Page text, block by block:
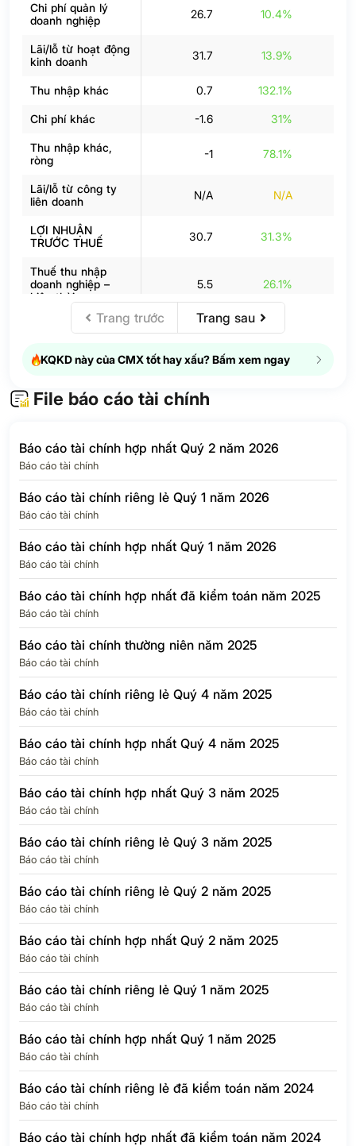
Chi phí quản lý
doanh nghiệp
26.7 10.4%
Lãi/lỗ từ hoạt động
kinh doanh
31.7 13.9%
Thu nhập khác 0.7 132.1%
Chi phí khác -1.6 31%
Thu nhập khác,
ròng
-1 78.1%
Lãi/lỗ từ công ty
liên doanh
N/A N/A
LỢI NHUẬN
TRƯỚC THUẾ
30.7 31.3%
Thuế thu nhập
doanh nghiệp –
hiện thời
5.5 26.1%
Thuế thu nhập
doanh nghiệp –
hoãn lại
N/A N/A
nhập doanh nghiệp
Lợi ích của cổ
Lợi nhuận của Cổ
đông của Công ty
mẹ
EPS Quý N/A
Trang trước Trang sau
KQKD này của CMX tốt hay xấu? Bấm xem ngay
File báo cáo tài chính
Báo cáo tài chính hợp nhất Quý 2 năm 2026
Báo cáo tài chính
Báo cáo tài chính riêng lẻ Quý 1 năm 2026
Báo cáo tài chính
Báo cáo tài chính hợp nhất Quý 1 năm 2026
Báo cáo tài chính
Báo cáo tài chính hợp nhất đã kiểm toán năm 2025
Báo cáo tài chính
Báo cáo tài chính thường niên năm 2025
Báo cáo tài chính
Báo cáo tài chính riêng lẻ Quý 4 năm 2025
Báo cáo tài chính
Báo cáo tài chính hợp nhất Quý 4 năm 2025
Báo cáo tài chính
Báo cáo tài chính hợp nhất Quý 3 năm 2025
Báo cáo tài chính
Báo cáo tài chính riêng lẻ Quý 3 năm 2025
Báo cáo tài chính
Báo cáo tài chính riêng lẻ Quý 2 năm 2025
Báo cáo tài chính
Báo cáo tài chính hợp nhất Quý 2 năm 2025
Báo cáo tài chính
Báo cáo tài chính riêng lẻ Quý 1 năm 2025
Báo cáo tài chính
Báo cáo tài chính hợp nhất Quý 1 năm 2025
Báo cáo tài chính
Báo cáo tài chính riêng lẻ đã kiểm toán năm 2024
Báo cáo tài chính
Báo cáo tài chính hợp nhất đã kiểm toán năm 2024